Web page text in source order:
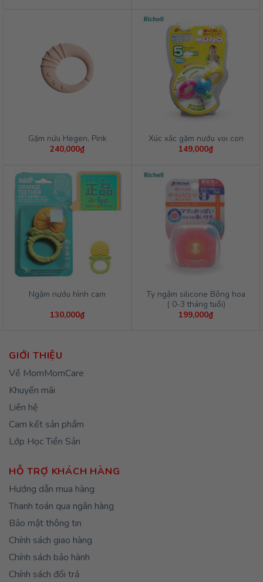
Gặm nứu Hegen, Pink
240,000₫
Xúc xắc gặm nướu voi con
149,000₫
Ngậm nướu hình cam
130,000₫
Ty ngậm silicone Bông hoa
( 0-3 tháng tuổi)
199,000₫
GIỚI THIỆU
Về MomMomCare
Khuyến mãi
Liên hệ
Cam kết sản phẩm
Lớp Học Tiền Sản
HỖ TRỢ KHÁCH HÀNG
Hướng dẫn mua hàng
Thanh toán qua ngân hàng
Bảo mật thông tin
Chính sách giao hàng
Chính sách bảo hành
Chính sách đổi trả